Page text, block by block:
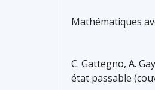
Mathématiques
C. Gattegno, A.
état passable